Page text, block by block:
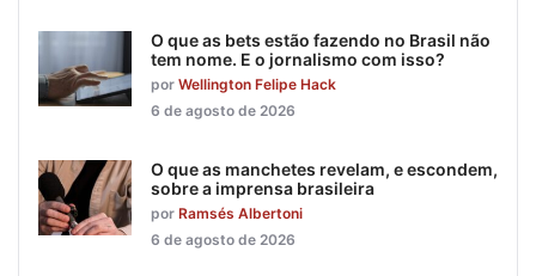
O que as bets estão fazendo no Brasil não
tem nome. E o jornalismo com isso?
por Wellington Felipe Hack
6 de agosto de 2026
O que as manchetes revelam, e escondem,
sobre a imprensa brasileira
por Ramsés Albertoni
6 de agosto de 2026